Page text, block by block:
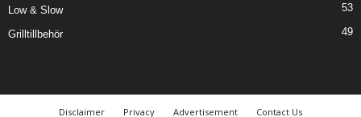
Low & Slow 53
Grilltillbehör 49
Disclaimer Privacy Advertisement Contact Us